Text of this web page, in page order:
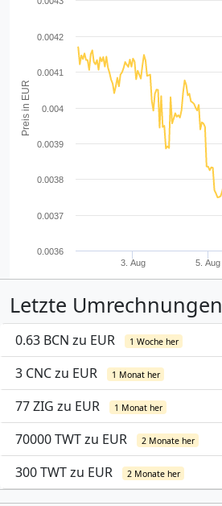
Preis in EUR
3. Aug 5. Aug
0.0036
0.0037
0.0038
0.0039
0.004
0.0041
0.0042
Letzte Umrechnungen
0.63 BCN zu EUR 1 Woche her
3 CNC zu EUR 1 Monat her
77 ZIG zu EUR 1 Monat her
70000 TWT zu EUR 2 Monate her
300 TWT zu EUR 2 Monate her